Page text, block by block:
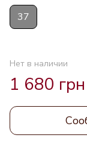
37
Нет в наличии
1 680 грн